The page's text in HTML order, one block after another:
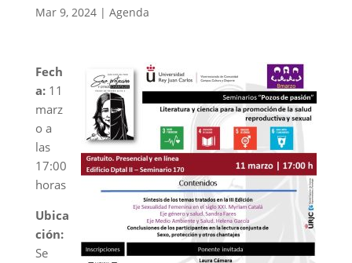
Mar 9, 2024| Agenda
Fech
a:11
marz
o a
las
17:00
horas
Ubica
ción:
Se